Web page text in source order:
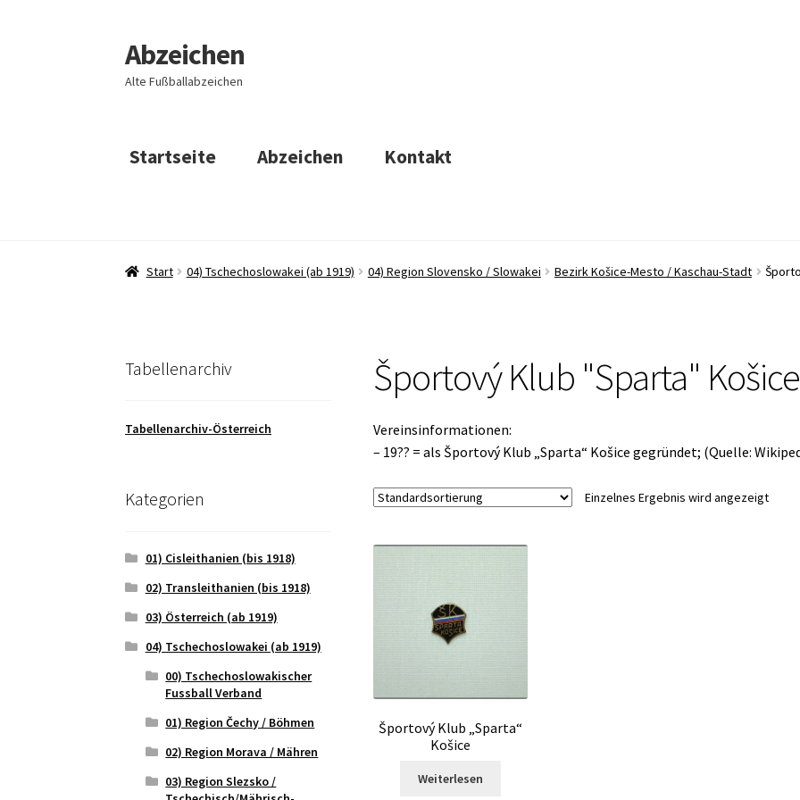
Zur
Navigation
springen
Zum
Inhalt
springen
Abzeichen
Alte Fußballabzeichen
Startseite Abzeichen Kontakt
Start 04) Tschechoslowakei (ab 1919) 04) Region Slovensko / Slowakei Bezirk Košice-Mesto / Kaschau-Stadt
Športový Klub "Sparta" Košice
Vereinsinformationen:
– 19?? = als Športový Klub „Sparta“ Košice gegründet; (Quelle:
Einzelnes Ergebnis wird angezeigt
Športový Klub „Sparta“
Košice
Weiterlesen
Tabellenarchiv
Tabellenarchiv-Österreich
Kategorien
01) Cisleithanien (bis 1918)
02) Transleithanien (bis 1918)
03) Österreich (ab 1919)
04) Tschechoslowakei (ab 1919)
00) Tschechoslowakischer
Fussball Verband
01) Region Čechy / Böhmen
02) Region Morava / Mähren
03) Region Slezsko /